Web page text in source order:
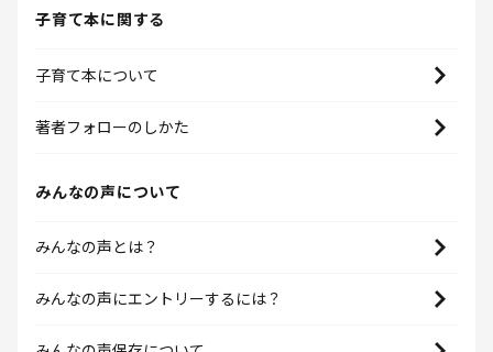
子育て本に関する
子育て本について
著者フォローのしかた
みんなの声について
みんなの声とは？
みんなの声にエントリーするには？